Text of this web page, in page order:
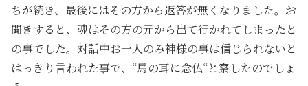
ちが続き、最後にはその方から返答が無くなりました。お
聞きすると、魂はその方の元から出て行かれてしまったと
の事でした。対話中お一人のみ神様の事は信じられないと
はっきり言われた事で、“馬の耳に念仏“と察したのでしょ